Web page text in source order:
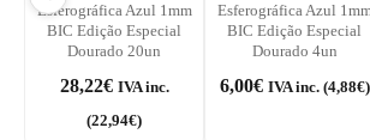
Esferográfica Azul 1mm
BIC Edição Especial
Dourado 20un
28,22€ IVA inc.
(22,94€)
Esferográfica Azul 1mm
BIC Edição Especial
Dourado 4un
6,00€ IVA inc. (4,88€)